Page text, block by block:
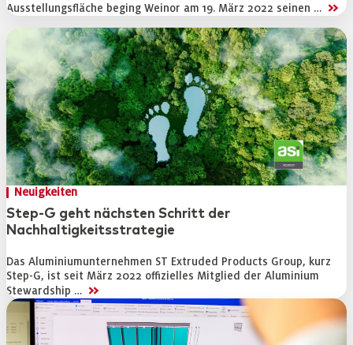
Ausstellungsfläche beging Weinor am 19. März 2022 seinen … >>
Neuigkeiten
Step-G geht nächsten Schritt der
Nachhaltigkeitsstrategie
Das Aluminiumunternehmen ST Extruded Products Group, kurz
Step-G, ist seit März 2022 offizielles Mitglied der Aluminium
Stewardship … >>